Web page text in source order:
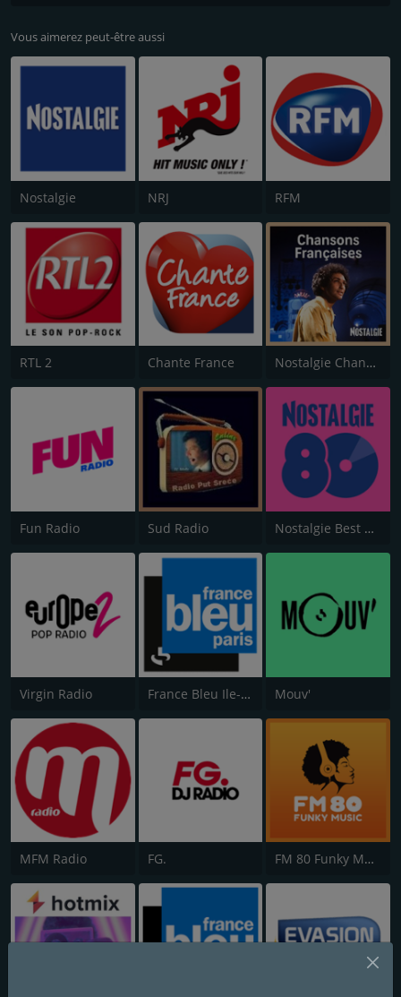
Vous aimerez peut-être aussi
Nostalgie NRJ RFM
RTL 2 Chante France Nostalgie Chansons Françaises
Fun Radio Sud Radio Nostalgie Best of 80s
Virgin Radio France Bleu Ile-de-France Mouv'
MFM Radio FG. FM 80 Funky Music